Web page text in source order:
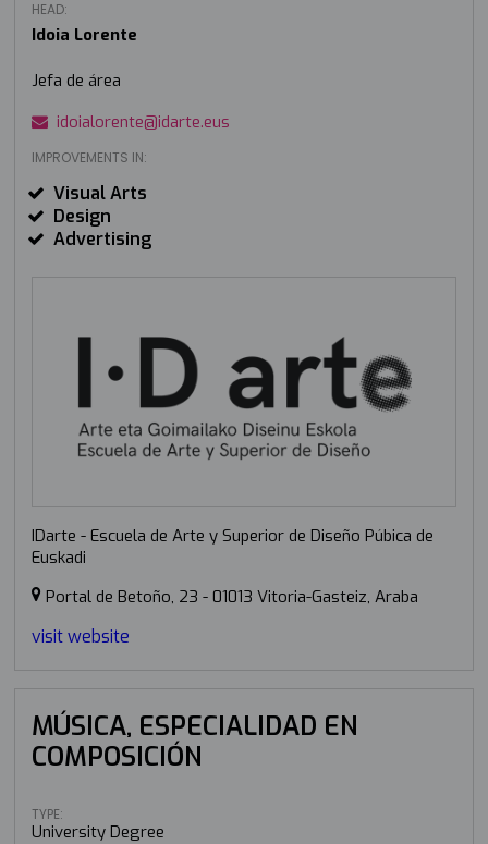
HEAD:
Idoia Lorente
Jefa de área
idoialorente@idarte.eus
IMPROVEMENTS IN:
Visual Arts
Design
Advertising
IDarte - Escuela de Arte y Superior de Diseño Púbica de
Euskadi
Portal de Betoño, 23 - 01013 Vitoria-Gasteiz, Araba
visit website
MÚSICA, ESPECIALIDAD EN
COMPOSICIÓN
TYPE:
University Degree